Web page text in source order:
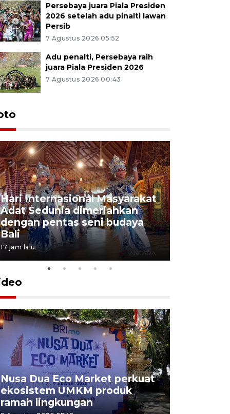
Persebaya juara Piala Presiden
2026 setelah adu pinalti lawan
Persib
7 Agustus 2026 05:52
Adu penalti, Persebaya raih
juara Piala Presiden 2026
7 Agustus 2026 00:43
Hari Internasional Masyarakat
Adat Sedunia dimeriahkan
dengan pentas seni budaya
Bali
17 jam lalu
Nusa Dua Eco Market perkuat
ekosistem UMKM produk
ramah lingkungan